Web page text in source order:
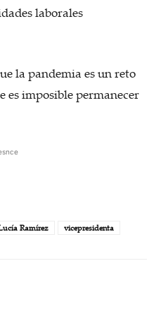
laborales
la pandemia es un reto
es imposible permanecer
Ramírez vicepresidenta